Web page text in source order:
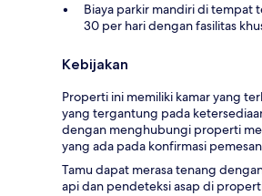
Biaya parkir mandiri di tempat
30 per hari dengan fasilitas
Kebijakan
Properti ini memiliki kamar yang
yang tergantung pada
dengan menghubungi properti
yang ada pada konfirmasi
Tamu dapat merasa tenang
api dan pendeteksi asap di